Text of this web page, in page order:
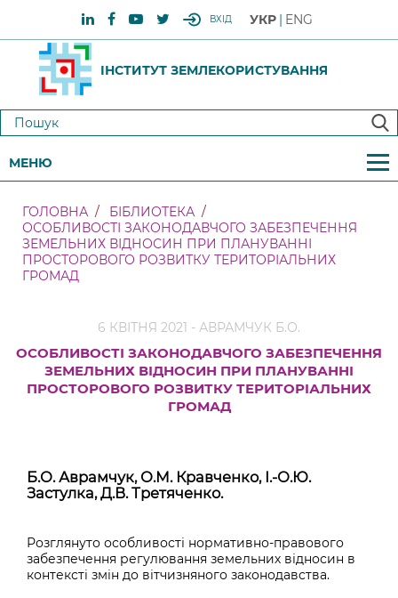
ВХІД УКР ENG
ІНСТИТУТ ЗЕМЛЕКОРИСТУВАННЯ
МЕНЮ
ГОЛОВНА
БІБЛИОТЕКА
ОСОБЛИВОСТІ ЗАКОНОДАВЧОГО ЗАБЕЗПЕЧЕННЯ
ЗЕМЕЛЬНИХ ВІДНОСИН ПРИ ПЛАНУВАННІ
ПРОСТОРОВОГО РОЗВИТКУ ТЕРИТОРІАЛЬНИХ
ГРОМАД
6 КВІТНЯ 2021 - АВРАМЧУК Б.О.
ОСОБЛИВОСТІ ЗАКОНОДАВЧОГО ЗАБЕЗПЕЧЕННЯ
ЗЕМЕЛЬНИХ ВІДНОСИН ПРИ ПЛАНУВАННІ
ПРОСТОРОВОГО РОЗВИТКУ ТЕРИТОРІАЛЬНИХ
ГРОМАД
Б.О. Аврамчук, О.М. Кравченко, І.-О.Ю.
Застулка, Д.В. Третяченко.
Розглянуто особливості нормативно-правового
забезпечення регулювання земельних відносин в
контексті змін до вітчизняного законодавства.